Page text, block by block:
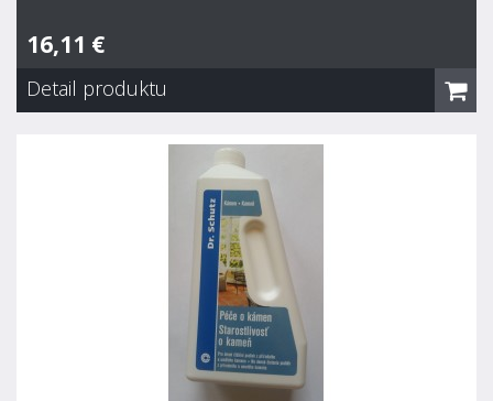
16,11 €
Dr. Schutz Inolit aktívny prášok
16,11 €
Zvyčajne 7 dní
Firmou Villeroy & Boch doporučený základný čistič pre
odstránenie cementového závoja z dlažby a keramiky, pre
vonkajšie a vnútorné bazény, záhradné fontány, betónové a
kamenné podlahy, sanitárnu keramiku. Odstraňuje tiež zvyšky
močového kameňa, sadzí,...
Detail produktu